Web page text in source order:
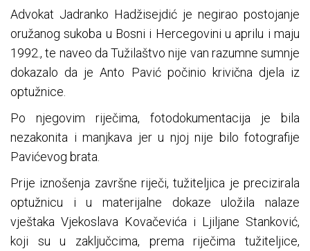
Advokat Jadranko Hadžisejdić je negirao postojanje
oružanog sukoba u Bosni i Hercegovini u aprilu i maju
1992., te naveo da Tužilaštvo nije van razumne sumnje
dokazalo da je Anto Pavić počinio krivična djela iz
optužnice.
Po njegovim riječima, fotodokumentacija je bila
nezakonita i manjkava jer u njoj nije bilo fotografije
Pavićevog brata.
Prije iznošenja završne riječi, tužiteljica je precizirala
optužnicu i u materijalne dokaze uložila nalaze
vještaka Vjekoslava Kovačevića i Ljiljane Stanković,
koji su u zaključcima, prema riječima tužiteljice,